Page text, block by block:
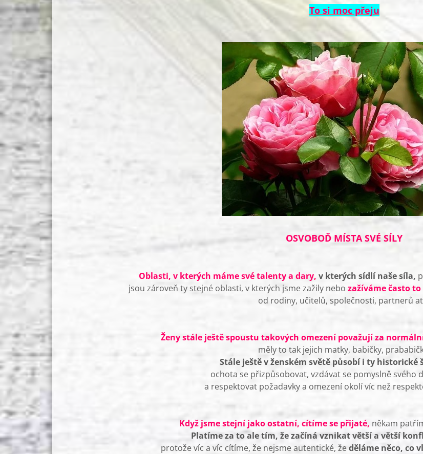
To si moc přeju
OSVOBOĎ MÍSTA SVÉ SÍLY
Oblasti, v kterých máme své talenty a dary, v kterých sídlí naše síla,
jsou zároveň ty stejné oblasti, v kterých jsme zažily nebo zažíváme často
od rodiny, učitelů, společnosti, partnerů
Ženy stále ještě spoustu takových omezení považují za
měly to tak jejich matky, babičky,
Stále ještě v ženském světě působí i ty historické
ochota se přizpůsobovat, vzdávat se pomyslně svého
a respektovat požadavky a omezení okolí víc než
Když jsme stejní jako ostatní, cítíme se přijaté, někam
Platíme za to ale tím, že začíná vznikat větší a větší
protože víc a víc cítíme, že nejsme autentické, žeděláme něco, co